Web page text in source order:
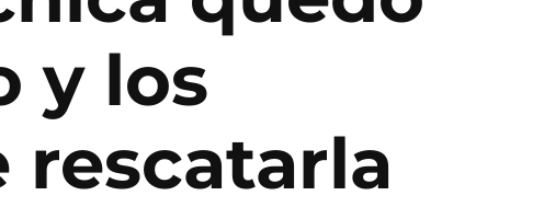
y los